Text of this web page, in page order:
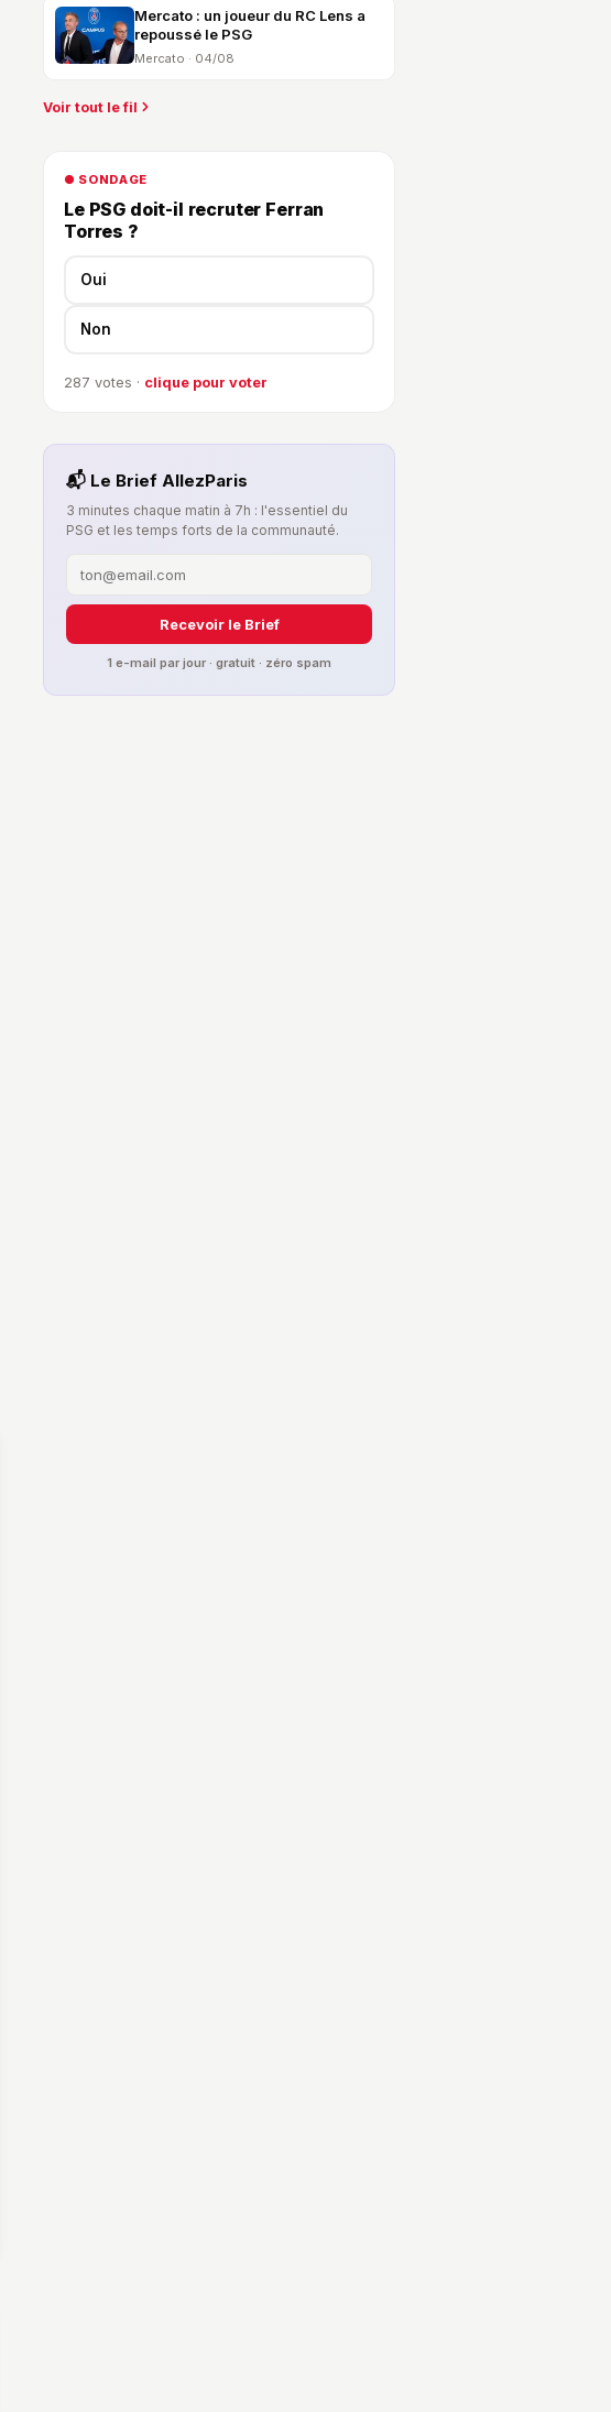
Mercato : un joueur du RC Lens a
repoussé le PSG
Mercato · 04/08
Voir tout le fil
● SONDAGE
Le PSG doit-il recruter Ferran
Torres ?
Oui
Non
287 votes · clique pour voter
📬 Le Brief AllezParis
3 minutes chaque matin à 7h : l'essentiel du
PSG et les temps forts de la communauté.
Recevoir le Brief
1 e-mail par jour · gratuit · zéro spam